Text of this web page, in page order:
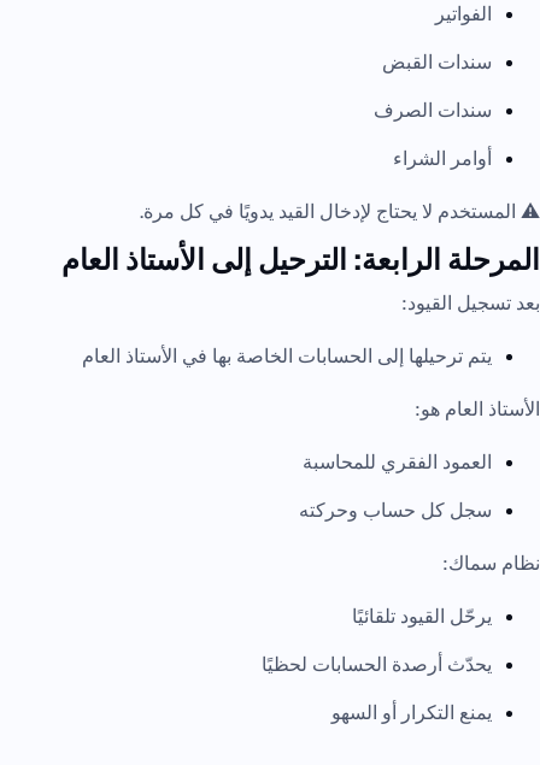
الفواتير
سندات القبض
سندات الصرف
أوامر الشراء
⚠️ المستخدم لا يحتاج لإدخال القيد يدويًا في كل مرة.
المرحلة الرابعة: الترحيل إلى الأستاذ العام
بعد تسجيل القيود:
يتم ترحيلها إلى الحسابات الخاصة بها في الأستاذ العام
الأستاذ العام هو:
العمود الفقري للمحاسبة
سجل كل حساب وحركته
نظام سماك:
يرحّل القيود تلقائيًا
يحدّث أرصدة الحسابات لحظيًا
يمنع التكرار أو السهو